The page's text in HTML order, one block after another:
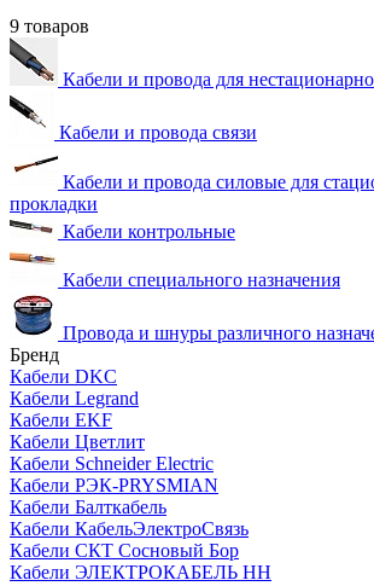
9 товаров
Кабели и провода для
Кабели и провода связи
Кабели и провода силовые для
прокладки
Кабели контрольные
Кабели специального назначения
Провода и шнуры различного
Бренд
Кабели DKC
Кабели Legrand
Кабели EKF
Кабели Цветлит
Кабели Schneider Electric
Кабели РЭК-PRYSMIAN
Кабели Балткабель
Кабели КабельЭлектроСвязь
Кабели СКТ Сосновый Бор
Кабели ЭЛЕКТРОКАБЕЛЬ НН